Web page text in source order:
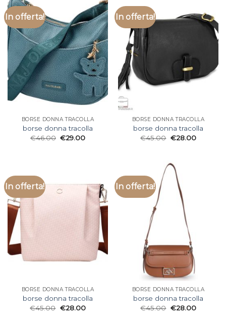
In offerta!
BORSE DONNA TRACOLLA
borse donna tracolla
€46.00 €29.00
In offerta!
BORSE DONNA TRACOLLA
borse donna tracolla
€45.00 €28.00
In offerta!
BORSE DONNA TRACOLLA
borse donna tracolla
€45.00 €28.00
In offerta!
BORSE DONNA TRACOLLA
borse donna tracolla
€45.00 €28.00